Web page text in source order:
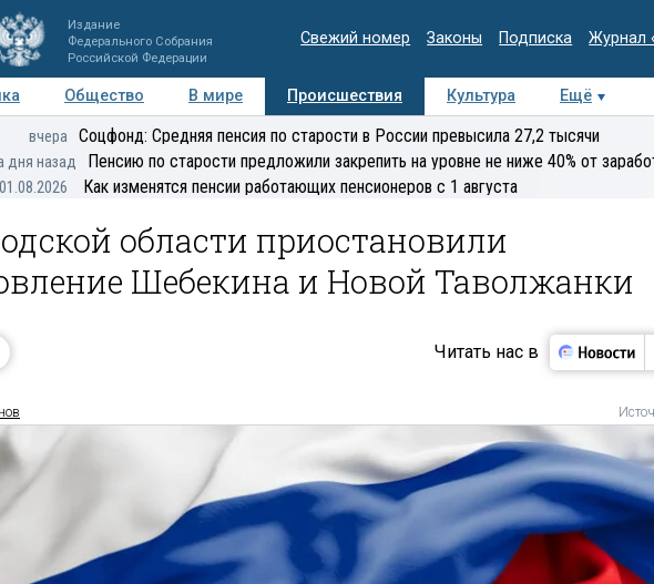
Издание
Федерального Собрания
Российской Федерации
Свежий номер Законы Подписка Журнал
Общество В мире Происшествия Культура Ещё
Мнения Регионы Медиацентр Интервью Колумнисты
вчера Соцфонд: Средняя пенсия по старости в России превысила 27,2 тысячи
дня назад Пенсию по старости предложили закрепить на уровне не ниже 40% от
01.08.2026 Как изменятся пенсии работающих пенсионеров с 1 августа
области приостановили
Шебекина и Новой Таволжанки
Читать нас в